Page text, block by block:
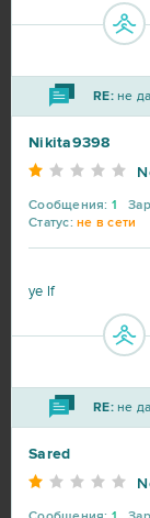
RE:не
Nikita9398
Сообщения: 1
Статус: не в сети
ye lf
RE:не
Sared